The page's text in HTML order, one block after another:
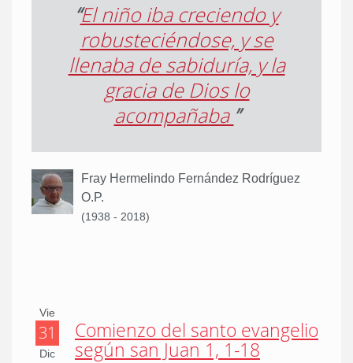
“El niño iba creciendo y
robusteciéndose, y se
llenaba de sabiduría, y la
gracia de Dios lo
acompañaba ”
Fray Hermelindo Fernández Rodríguez
O.P.
(1938 - 2018)
Vie
31
Dic
Comienzo del santo evangelio
según san Juan 1, 1-18